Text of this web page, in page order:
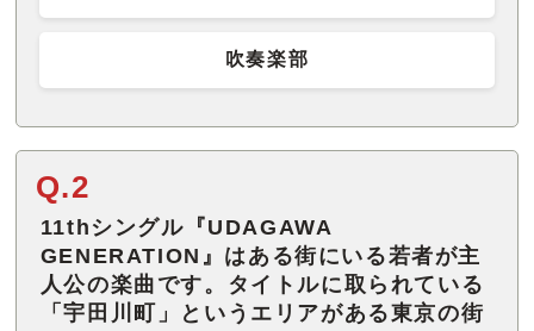
吹奏楽部
Q.2
11thシングル『UDAGAWA
GENERATION』はある街にいる若者が主
人公の楽曲です。タイトルに取られている
「宇田川町」というエリアがある東京の街